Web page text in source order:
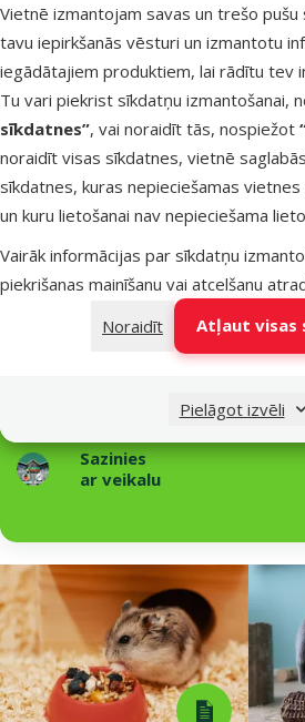
Vietnē izmantojam savas un trešo pušu
tavu iepirkšanās vēsturi un izmantotu
iegādātajiem produktiem, lai rādītu tev
Tu vari piekrist sīkdatņu izmantošanai,
sīkdatnes”, vai noraidīt tās, nospiežot
noraidīt visas sīkdatnes, vietnē
sīkdatnes, kuras nepieciešamas
un kuru lietošanai nav nepieciešama
Vairāk informācijas par sīkdatņu
piekrišanas mainīšanu vai atcelšanu
Noraidīt
Atļaut visas
Pielāgot izvēli
Augstums
Dziļums
Dzīvnieka maksimālais svars
Zīmols
Numurs katalogā
EAN
Raksti un
Nepieciešama
Sazinies ar mums, mēs
Zvani – 26 100 502
P–Pk 9:00 – 17:00
tiešsaistes čatā
Sazinies
ar veikalu